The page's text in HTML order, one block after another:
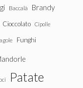
Baccalà Brandy
Cioccolato Cipolle
Funghi
Patate